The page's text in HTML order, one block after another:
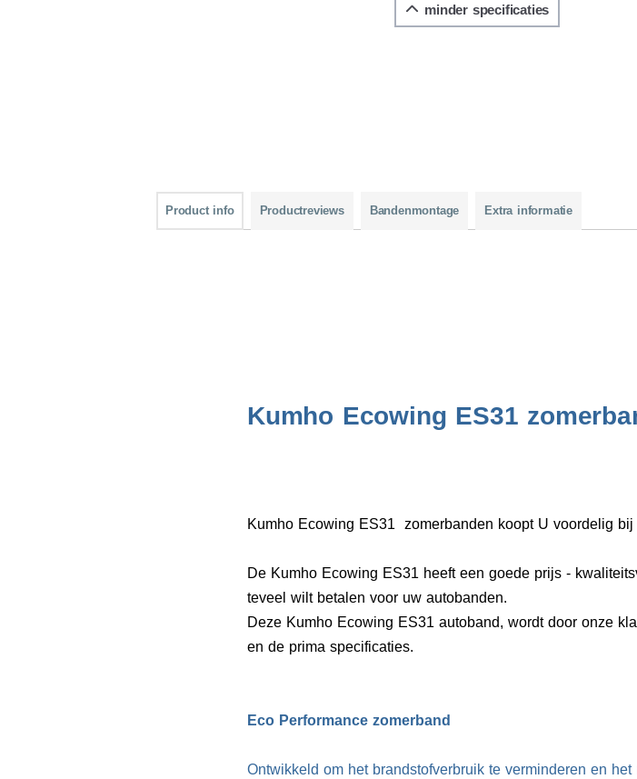
minder specificaties
Product info Productreviews Bandenmontage Extra informatie
Kumho Ecowing ES31
Kumho Ecowing ES31 zomerbanden koopt U voordelig bij
De Kumho Ecowing ES31 heeft een goede prijs -
teveel wilt betalen voor uw autobanden.
Deze Kumho Ecowing ES31 autoband, wordt door onze
en de prima specificaties.
Eco Performance zomerband
Ontwikkeld om het brandstofverbruik te verminderen en